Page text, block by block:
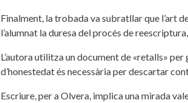
Finalment, la trobada va subratllar que l’art
l’alumnat la duresa del procés de
L’autora utilitza un document de «retalls»
d’honestedat és necessària per descartar
Escriure, per a Olvera, implica una mirada